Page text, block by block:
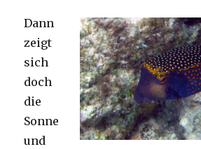
Dann
zeigt
sich
doch
die
Sonne
und